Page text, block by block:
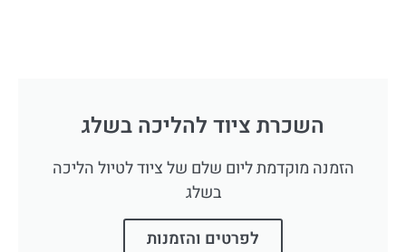
השכרת ציוד להליכה בשלג
הזמנה מוקדמת ליום שלם של ציוד לטיול הליכה
בשלג
לפרטים והזמנות